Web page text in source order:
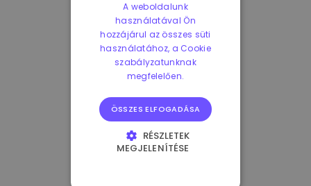
A weboldalunk
használatával Ön
hozzájárul az összes süti
használatához, a Cookie
szabályzatunknak
megfelelően.
ÖSSZES ELFOGADÁSA
RÉSZLETEK
MEGJELENÍTÉSE